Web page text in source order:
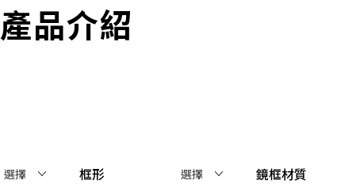
產品介紹
框形 選擇
選擇 鏡框材質